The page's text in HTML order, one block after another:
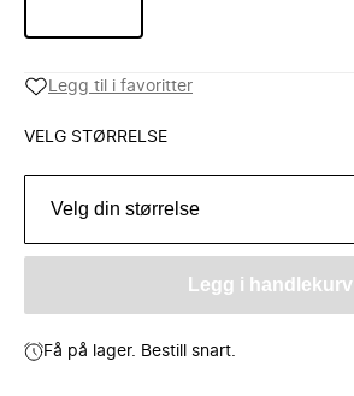
Legg til i favoritter
VELG STØRRELSE
Velg din størrelse
Legg i handlekurv
Få på lager. Bestill snart.